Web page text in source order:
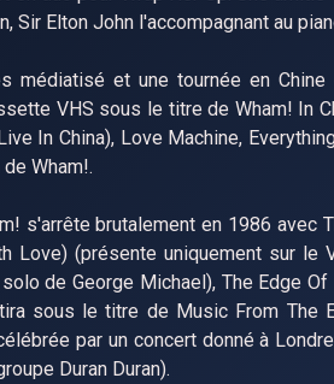
Sir Elton John l'accompagnant au
médiatisé et une tournée en
VHS sous le titre de Wham! In
In China), Love Machine,
Wham!.
s'arrête brutalement en 1986 avec
Love) (présente uniquement sur le
de George Michael), The Edge
sous le titre de Music From The
par un concert donné à
Duran Duran).